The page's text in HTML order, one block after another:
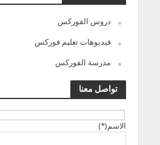
دروس الفوركس
فيديوهات تعليم فوركس
مدرسة الفوركس
تواصل معنا
الاسم(*)